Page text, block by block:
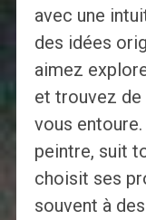
avec une
des idées
aimez
et trouvez de
vous entoure.
peintre, suit
choisit ses
souvent à